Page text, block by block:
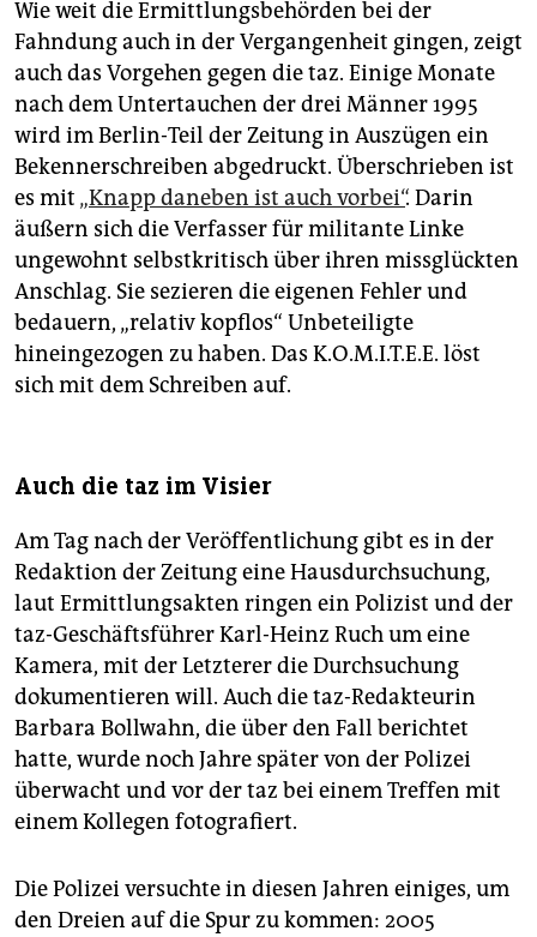
Wie weit die Ermittlungsbehörden bei der
Fahndung auch in der Vergangenheit gingen, zeigt
auch das Vor­gehen gegen die taz. Einige Monate
nach dem Untertauchen der drei Männer 1995
wird im Berlin-Teil der Zeitung in Auszügen ein
Bekennerschreiben abgedruckt. Überschrieben ist
es mit „Knapp daneben ist auch vorbei“. Darin
äußern sich die Verfasser für militante Linke
ungewohnt selbstkritisch über ihren missglückten
Anschlag. Sie sezieren die eigenen Fehler und
bedauern, „relativ kopflos“ Unbeteiligte
hineingezogen zu haben. Das K.O.M.I.T.E.E. löst
sich mit dem Schreiben auf.
Auch die taz im Visier
Am Tag nach der Veröffentlichung gibt es in der
Redaktion der Zeitung eine Hausdurchsuchung,
laut Ermittlungsakten ringen ein Polizist und der
taz-Geschäftsführer Karl-Heinz Ruch um eine
Kamera, mit der Letzterer die Durchsuchung
dokumentieren will. Auch die taz-Redakteurin
Barbara Bollwahn, die über den Fall berichtet
hatte, wurde noch Jahre später von der Polizei
überwacht und vor der taz bei einem Treffen mit
einem Kollegen fotografiert.
Die Polizei versuchte in diesen Jahren einiges, um
den Dreien auf die Spur zu kommen: 2005